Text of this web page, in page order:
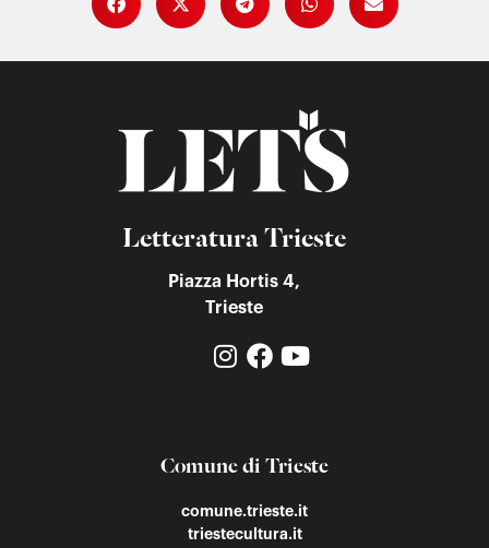
Letteratura Trieste
Piazza Hortis 4,
Trieste
Comune di Trieste
comune.trieste.it
triestecultura.it